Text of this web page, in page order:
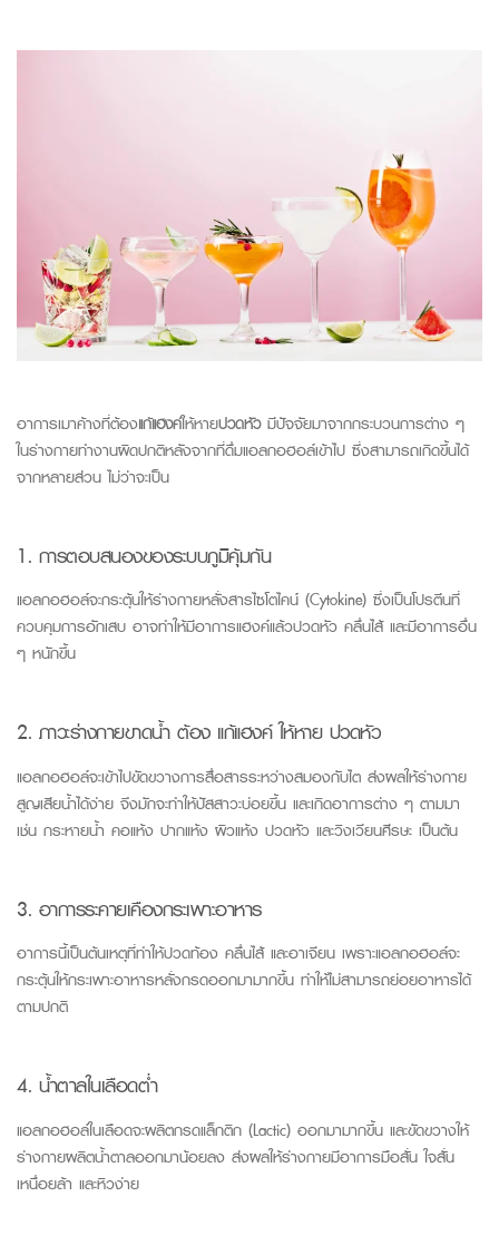
อาการเมาค้างที่ต้องแก้แฮงค์ให้หายปวดหัวมีปัจจัยมาจากกระบวนการต่าง ๆ
ในร่างกายทำงานผิดปกติหลังจากที่ดื่มแอลกอฮอล์เข้าไป ซึ่งสามารถเกิดขึ้นได้
จากหลายส่วน ไม่ว่าจะเป็น
1. การตอบสนองของระบบภูมิคุ้มกัน
แอลกอฮอล์จะกระตุ้นให้ร่างกายหลั่งสารไซโตไคน์ (Cytokine) ซึ่งเป็นโปรตีนที่
ควบคุมการอักเสบ อาจทำให้มีอาการแฮงค์แล้วปวดหัว คลื่นไส้ และมีอาการอื่น
ๆ หนักขึ้น
2. ภาวะร่างกายขาดน้ำ ต้อง แก้แฮงค์ ให้หาย ปวดหัว
แอลกอฮอล์จะเข้าไปขัดขวางการสื่อสารระหว่างสมองกับไต ส่งผลให้ร่างกาย
สูญเสียน้ำได้ง่าย จึงมักจะทำให้ปัสสาวะบ่อยขึ้น และเกิดอาการต่าง ๆ ตามมา
เช่น กระหายน้ำ คอแห้ง ปากแห้ง ผิวแห้ง ปวดหัว และวิงเวียนศีรษะ เป็นต้น
3. อาการระคายเคืองกระเพาะอาหาร
อาการนี้เป็นต้นเหตุที่ทำให้ปวดท้อง คลื่นไส้ และอาเจียน เพราะแอลกอฮอล์จะ
กระตุ้นให้กระเพาะอาหารหลั่งกรดออกมามากขึ้น ทำให้ไม่สามารถย่อยอาหารได้
ตามปกติ
4. น้ำตาลในเลือดต่ำ
แอลกอฮอล์ในเลือดจะผลิตกรดแล็กติก (Lactic) ออกมามากขึ้น และขัดขวางให้
ร่างกายผลิตน้ำตาลออกมาน้อยลง ส่งผลให้ร่างกายมีอาการมือสั่น ใจสั่น
เหนื่อยล้า และหิวง่าย